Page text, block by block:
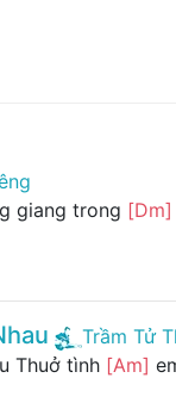
giang trong [Dm]
Trầm Tử
Thuở tình [Am]